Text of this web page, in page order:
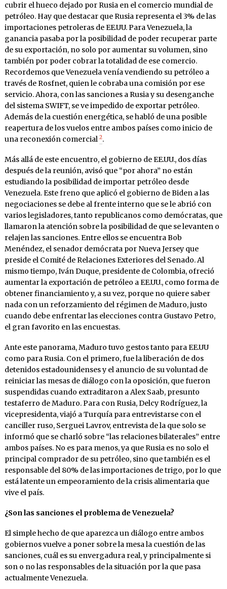
cubrir el hueco dejado por Rusia en el comercio mundial de
petróleo. Hay que destacar que Rusia representa el 3% de las
importaciones petroleras de EE.UU. Para Venezuela, la
ganancia pasaba por la posibilidad de poder recuperar parte
de su exportación, no solo por aumentar su volumen, sino
también por poder cobrar la totalidad de ese comercio.
Recordemos que Venezuela venía vendiendo su petróleo a
través de Rosfnet, quien le cobraba una comisión por ese
servicio. Ahora, con las sanciones a Rusia y su desenganche
del sistema SWIFT, se ve impedido de exportar petróleo.
Además de la cuestión energética, se habló de una posible
reapertura de los vuelos entre ambos países como inicio de
una reconexión comercial 2.
Más allá de este encuentro, el gobierno de EE.UU., dos días
después de la reunión, avisó que “por ahora” no están
estudiando la posibilidad de importar petróleo desde
Venezuela. Este freno que aplicó el gobierno de Biden a las
negociaciones se debe al frente interno que se le abrió con
varios legisladores, tanto republicanos como demócratas, que
llamaron la atención sobre la posibilidad de que se levanten o
relajen las sanciones. Entre ellos se encuentra Bob
Menéndez, el senador demócrata por Nueva Jersey que
preside el Comité de Relaciones Exteriores del Senado. Al
mismo tiempo, Iván Duque, presidente de Colombia, ofreció
aumentar la exportación de petróleo a EE.UU., como forma de
obtener financiamiento y, a su vez, porque no quiere saber
nada con un reforzamiento del régimen de Maduro, justo
cuando debe enfrentar las elecciones contra Gustavo Petro,
el gran favorito en las encuestas.
Ante este panorama, Maduro tuvo gestos tanto para EE.UU
como para Rusia. Con el primero, fue la liberación de dos
detenidos estadounidenses y el anuncio de su voluntad de
reiniciar las mesas de diálogo con la oposición, que fueron
suspendidas cuando extraditaron a Alex Saab, presunto
testaferro de Maduro. Para con Rusia, Delcy Rodríguez, la
vicepresidenta, viajó a Turquía para entrevistarse con el
canciller ruso, Serguei Lavrov, entrevista de la que solo se
informó que se charló sobre “las relaciones bilaterales” entre
ambos países. No es para menos, ya que Rusia es no solo el
principal comprador de su petróleo, sino que también es el
responsable del 80% de las importaciones de trigo, por lo que
está latente un empeoramiento de la crisis alimentaria que
vive el país.
¿Son las sanciones el problema de Venezuela?
El simple hecho de que aparezca un diálogo entre ambos
gobiernos vuelve a poner sobre la mesa la cuestión de las
sanciones, cuál es su envergadura real, y principalmente si
son o no las responsables de la situación por la que pasa
actualmente Venezuela.